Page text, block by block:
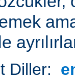
Diller: